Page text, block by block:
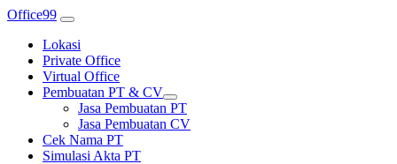
Office99
Lokasi
Private Office
Virtual Office
Pembuatan PT & CV
Jasa Pembuatan PT
Jasa Pembuatan CV
Cek Nama PT
Simulasi Akta PT